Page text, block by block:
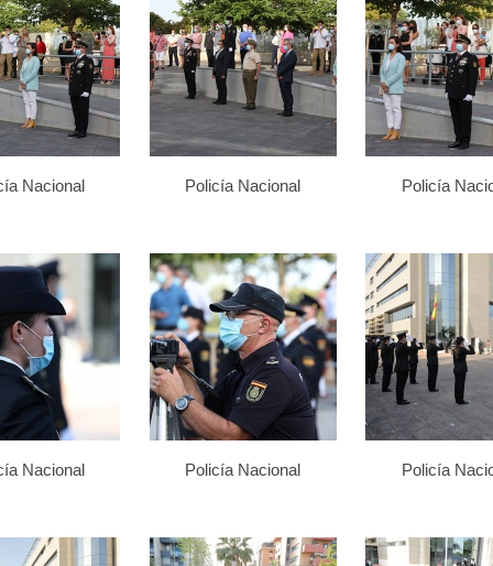
Nacional Policía Nacional Policía
Nacional Policía Nacional Policía